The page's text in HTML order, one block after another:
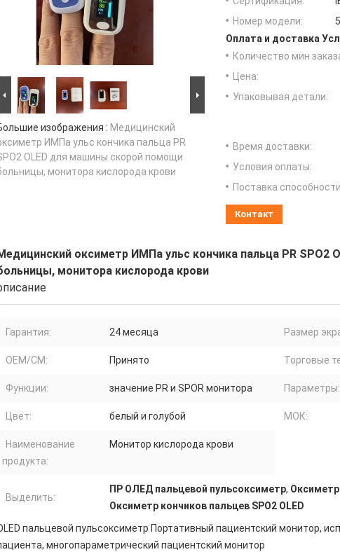
изображения : Медицинский
ИМПа ульс кончика пальца PR
OLED для машины скорой помощи
монитора кислорода крови
Номер модели:
Оплата и доставка
Количество мин
Цена:
Упаковывая детали:
Время доставки:
Условия оплаты:
Поставка
Контакт
оксиметр ИМПа ульс кончика пальца PR
монитора кислорода крови
Гарантия: 24 месяца Размер
OEM/CM: Принято Торговые
Функции: значение PR и SPOR монитора Параметры:
Цвет: белый и голубой МОК:
Наименование
продукта:
Монитор кислорода крови
Выделить:
ПР ОЛЕД пальцевой пульсоксиметр, Оксиметр
Оксиметр кончиков пальцев SPO2 OLED
пальцевой пульсоксиметр Портативный пациентский монитор,
многопараметрический пациентский монитор